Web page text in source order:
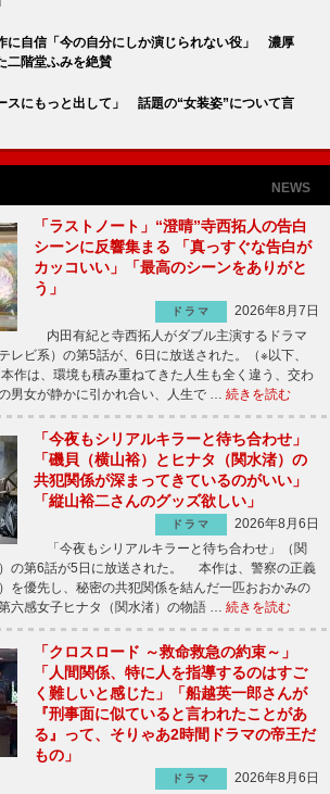
に自信「今の自分にしか演じられない役」 濃厚
二階堂ふみを絶賛
スにもっと出して」 話題の“女装姿”について言
NEWS
「ラストノート」“澄晴”寺西拓人の告白
シーンに反響集まる 「真っすぐな告白が
カッコいい」「最高のシーンをありがと
う」
ドラマ
2026年8月7日
内田有紀と寺西拓人がダブル主演するドラマ
レビ系）の第5話が、6日に放送された。（※以下、
作は、環境も積み重ねてきた人生も全く違う、交わ
男女が静かに引かれ合い、人生で … 続きを読む
「今夜もシリアルキラーと待ち合わせ」
「磯貝（横山裕）とヒナタ（関水渚）の
共犯関係が深まってきているのがいい」
「縦山裕二さんのグッズ欲しい」
ドラマ
2026年8月6日
「今夜もシリアルキラーと待ち合わせ」（関
の第6話が5日に放送された。 本作は、警察の正義
を優先し、秘密の共犯関係を結んだ一匹おおかみの
六感女子ヒナタ（関水渚）の物語 … 続きを読む
「クロスロード ～救命救急の約束～」
「人間関係、特に人を指導するのはすご
く難しいと感じた」「船越英一郎さんが
『刑事面に似ていると言われたことがあ
る』って、そりゃあ2時間ドラマの帝王だ
もの」
ドラマ
2026年8月6日